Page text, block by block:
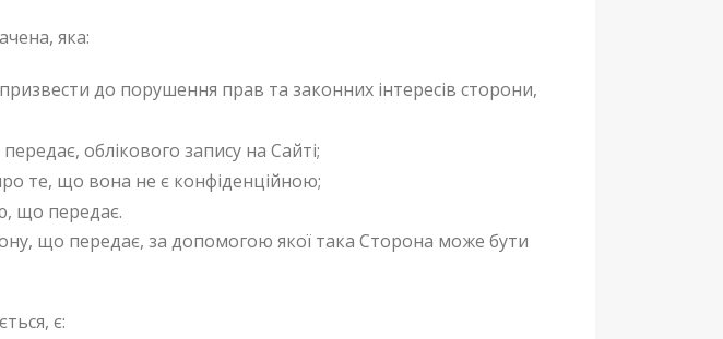
яка:
до порушення прав та законних інтересів сторони,
облікового запису на Сайті;
те, що вона не є конфіденційною;
що передає.
що передає, за допомогою якої така Сторона може бути
є: